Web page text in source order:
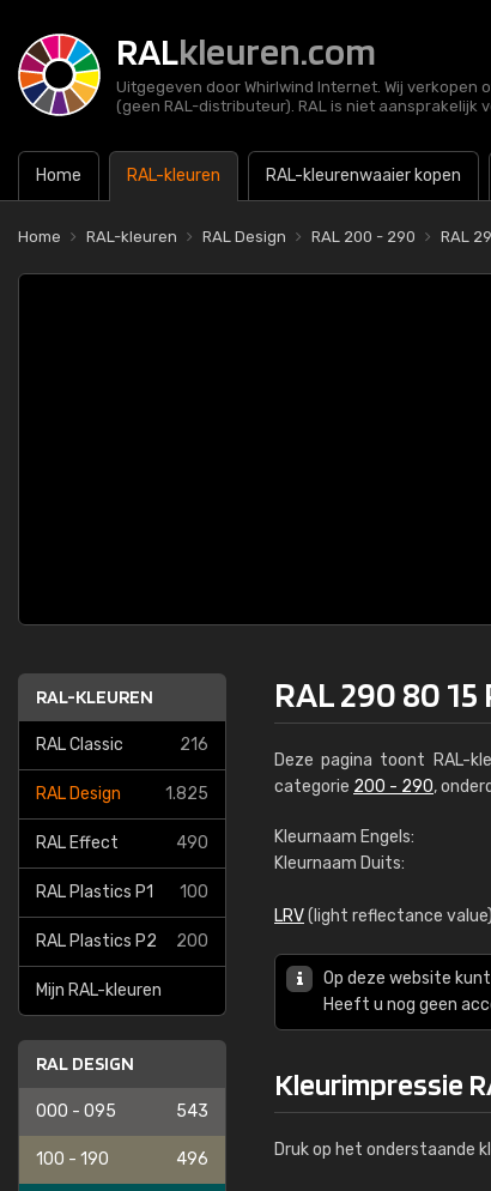
RALkleuren.com
Uitgegeven door Whirlwind Internet. Wij verkopen
(geen RAL-distributeur). RAL is niet aansprakelijk
Home RAL-kleuren RAL-kleurenwaaier kopen
Home RAL-kleuren RAL Design RAL 200 - 290 RAL
RAL-KLEUREN
RAL Classic 216
RAL Design 1.825
RAL Effect 490
RAL Plastics P1 100
RAL Plastics P2 200
Mijn RAL-kleuren
RAL DESIGN
000 - 095 543
100 - 190 496
RAL 290 80
Deze pagina toont RAL-
categorie 200 - 290,
Kleurnaam Engels:
Kleurnaam Duits:
LRV(light reflectance
Op deze website
Heeft u nog geen
Kleurimpressie
Druk op het onderstaande